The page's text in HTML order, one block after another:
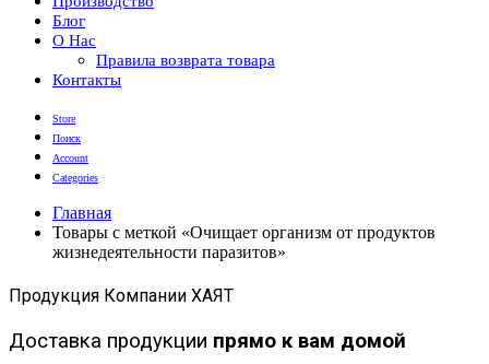
Блог
О Нас
Правила возврата товара
Контакты
Store
Поиск
Account
Categories
Главная
Товары с меткой «Очищает организм от продуктов
жизнедеятельности паразитов»
Продукция Компании ХАЯТ
Доставка продукции прямо к вам домой